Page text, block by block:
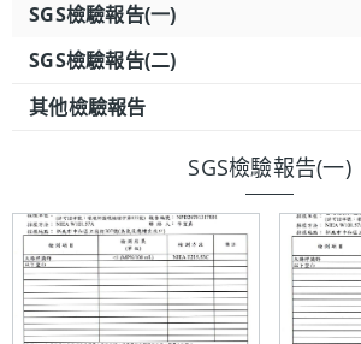
SGS檢驗報告(一)
SGS檢驗報告(二)
其他檢驗報告
SGS檢驗報告(一)